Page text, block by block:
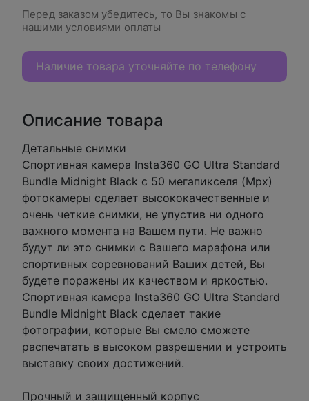
Перед заказом убедитесь, то Вы знакомы с
нашими условиями оплаты
Наличие товара уточняйте по телефону
Описание товара
Детальные снимки
Спортивная камера Insta360 GO Ultra Standard
Bundle Midnight Black с 50 мегапикселя (Mpx)
фотокамеры сделает высококачественные и
очень четкие снимки, не упустив ни одного
важного момента на Вашем пути. Не важно
будут ли это снимки с Вашего марафона или
спортивных соревнований Ваших детей, Вы
будете поражены их качеством и яркостью.
Спортивная камера Insta360 GO Ultra Standard
Bundle Midnight Black сделает такие
фотографии, которые Вы смело сможете
распечатать в высоком разрешении и устроить
выставку своих достижений.
Прочный и защищенный корпус